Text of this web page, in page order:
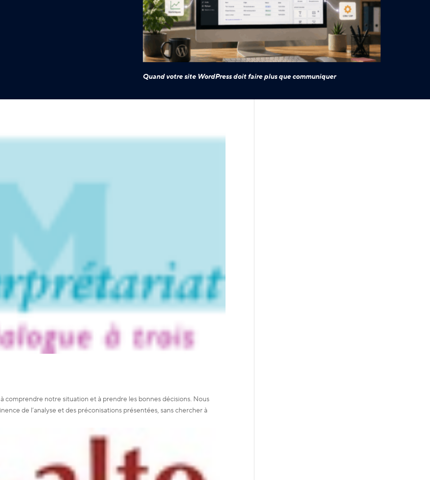
Quand votre site WordPress doit faire plus que communiquer
comprendre notre situation et à prendre les bonnes décisions. Nous
de l’analyse et des préconisations présentées, sans chercher à